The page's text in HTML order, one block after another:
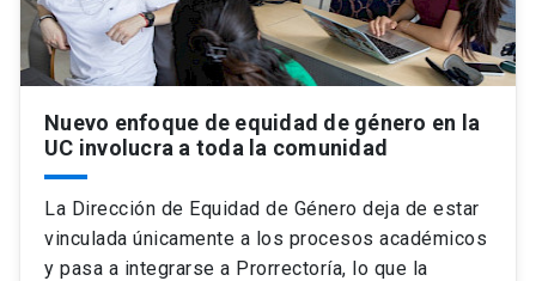
Nuevo enfoque de equidad de género en la
UC involucra a toda la comunidad
La Dirección de Equidad de Género deja de estar
vinculada únicamente a los procesos académicos
y pasa a integrarse a Prorrectoría, lo que la